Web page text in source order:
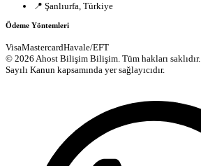
📍 Şanlıurfa, Türkiye
Ödeme Yöntemleri
VisaMastercardHavale/EFT
© 2026 Ahost Bilişim Bilişim. Tüm hakları saklıdır.
Sayılı Kanun kapsamında yer sağlayıcıdır.